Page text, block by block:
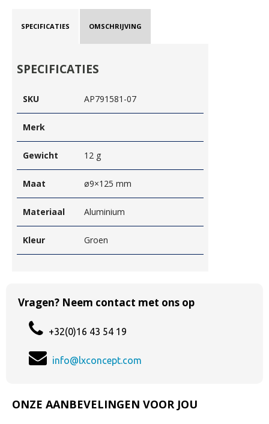
SPECIFICATIES OMSCHRIJVING
SPECIFICATIES
SKU AP791581-07
Merk
Gewicht 12 g
Maat ø9×125 mm
Materiaal Aluminium
Kleur Groen
Vragen? Neem contact met ons op
+32(0)16 43 54 19
info@lxconcept.com
ONZE AANBEVELINGEN VOOR JOU